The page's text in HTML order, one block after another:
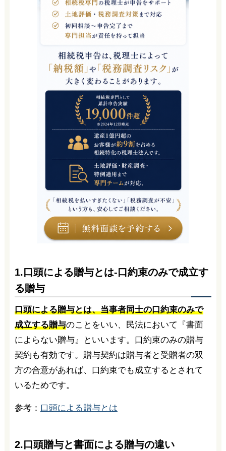
1.口頭による贈与とは-口約束のみで成立す
る贈与
口頭による贈与とは、当事者同士の口約束のみで
成立する贈与のことをいい、民法において『書面
によらない贈与』といいます。口約束のみの贈与
契約も有効です。贈与契約は贈与者と受贈者の双
方の合意があれば、口約束でも成立するとされて
いるためです。
参考： 口頭による贈与とは
2.口頭贈与と書面による贈与の違い